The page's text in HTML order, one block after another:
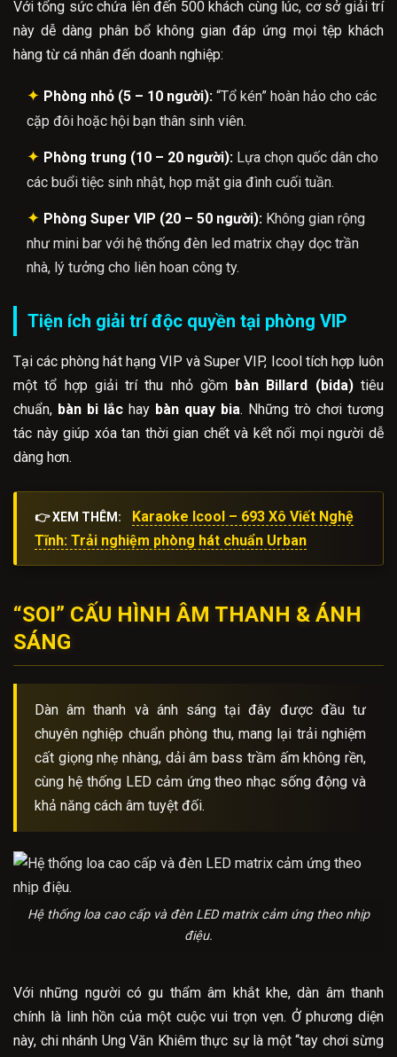
Với tổng sức chứa lên đến 500 khách cùng lúc, cơ sở giải trí
này dễ dàng phân bổ không gian đáp ứng mọi tệp khách
hàng từ cá nhân đến doanh nghiệp:
✦ Phòng nhỏ (5 – 10 người):“Tổ kén” hoàn hảo cho các
cặp đôi hoặc hội bạn thân sinh viên.
✦ Phòng trung (10 – 20 người):Lựa chọn quốc dân cho
các buổi tiệc sinh nhật, họp mặt gia đình cuối tuần.
✦ Phòng Super VIP (20 – 50 người):Không gian rộng
như mini bar với hệ thống đèn led matrix chạy dọc trần
nhà, lý tưởng cho liên hoan công ty.
Tiện ích giải trí độc quyền tại phòng VIP
Tại các phòng hát hạng VIP và Super VIP, Icool tích hợp luôn
một tổ hợp giải trí thu nhỏ gồm bàn Billard (bida)tiêu
chuẩn, bàn bi lắc hay bàn quay bia. Những trò chơi tương
tác này giúp xóa tan thời gian chết và kết nối mọi người dễ
dàng hơn.
👉 XEM THÊM:
Karaoke Icool – 693 Xô Viết Nghệ
Tĩnh: Trải nghiệm phòng hát chuẩn Urban
“SOI” CẤU HÌNH ÂM THANH & ÁNH
SÁNG
Dàn âm thanh và ánh sáng tại đây được đầu tư
chuyên nghiệp chuẩn phòng thu, mang lại trải nghiệm
cất giọng nhẹ nhàng, dải âm bass trầm ấm không rền,
cùng hệ thống LED cảm ứng theo nhạc sống động và
khả năng cách âm tuyệt đối.
Hệ thống loa cao cấp và đèn LED matrix cảm ứng theo nhịp
điệu.
Với những người có gu thẩm âm khắt khe, dàn âm thanh
chính là linh hồn của một cuộc vui trọn vẹn. Ở phương diện
này, chi nhánh Ung Văn Khiêm thực sự là một “tay chơi sừng